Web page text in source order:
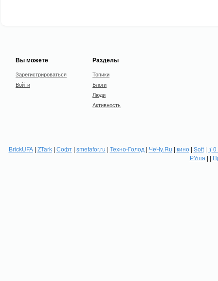
Вы можете
Зарегистрироваться
Войти
Разделы
Топики
Блоги
Люди
Активность
BrickUFA| ZTark| Софт| smetafor.ru | Техно-Голод | ЧеЧу.Ru | кино| Soft| :(
РУша | |